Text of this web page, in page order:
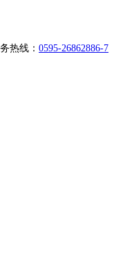
热线： 0595-26862886-7